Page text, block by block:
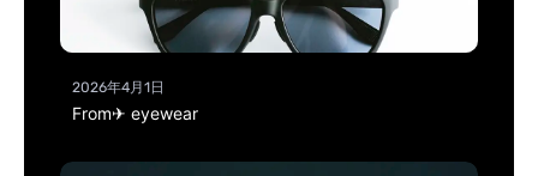
2026年4月1日
From✈ eyewear